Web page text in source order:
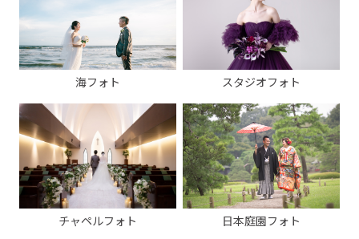
海フォト スタジオフォト
チャペルフォト 日本庭園フォト